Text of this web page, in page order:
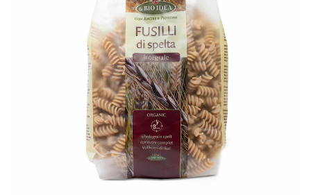
BĂUTURI / LAPTE VEGETAL
CREME ȘI PASTE TARTINABILE
CEAIURI GRECEȘTI
CIOCOLATĂ ȘI CACAO
HEALTHY SNACKS
SUPERALIMENTE